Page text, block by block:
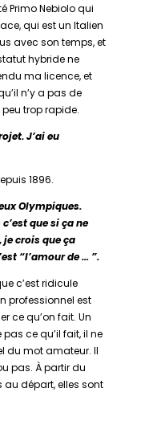
Primo Nebiolo qui
qui est un Italien
avec son temps, et
hybride ne
ma licence, et
n’y a pas de
trop rapide.
J’ai eu
1896.
Olympiques.
que si ça ne
je crois que ça
“l’amour de … ”.
c’est ridicule
professionnel est
ce qu’on fait. Un
ce qu’il fait, il ne
du mot amateur. Il
pas. À partir du
départ, elles sont